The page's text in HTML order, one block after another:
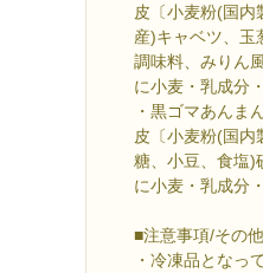
皮〔小麦粉(国内
産)キャベツ、玉
調味料、みりん
に小麦・乳成分
・黒ゴマあんま
皮〔小麦粉(国
糖、小豆、食塩)
に小麦・乳成分
■注意事項/その他
・冷凍品となっ